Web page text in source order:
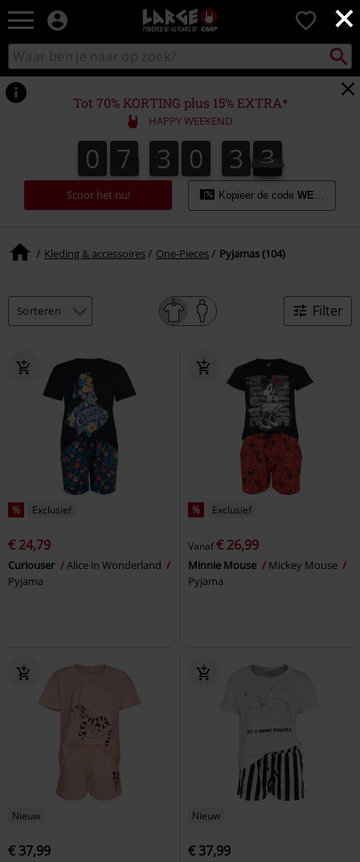
×
Large
–
Muziek-,
en
gaming-
merch
+
alternatieve
kleding
0
Zoek
in
catalogus
zoeken
Tot 70% KORTING plus 15% EXTRA*
HAPPY WEEKEND
0
0 7
7 3
3 0
0 3
3 2
3
2
4
3
Scoor het nu! Kopieer de code WEEKEND
Kleding & accessoires One-Pieces Pyjamas (104)
Filter
% Exclusief
€ 24,79
Curiouser
Alice in Wonderland
Pyjama
% Exclusief
Vanaf€ 26,99
Minnie Mouse
Mickey Mouse
Pyjama
Nieuw
€ 37,99
Nieuw
€ 37,99